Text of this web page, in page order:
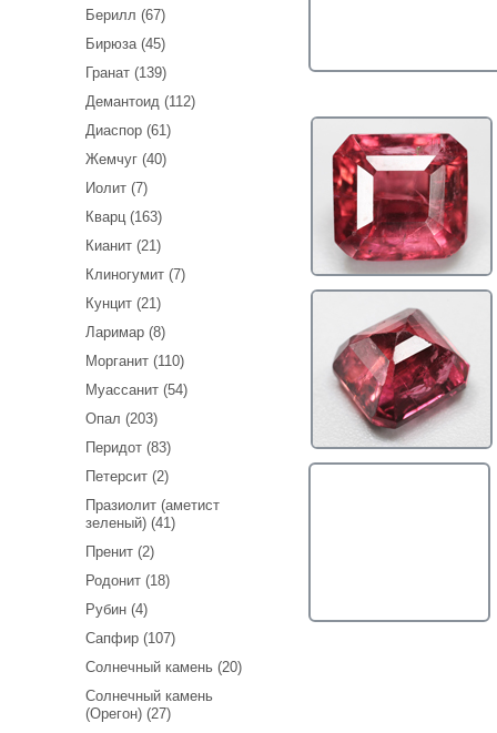
Берилл (67)
Бирюза (45)
Гранат (139)
Демантоид (112)
Диаспор (61)
Жемчуг (40)
Иолит (7)
Кварц (163)
Кианит (21)
Клиногумит (7)
Кунцит (21)
Ларимар (8)
Морганит (110)
Муассанит (54)
Опал (203)
Перидот (83)
Петерсит (2)
Празиолит (аметист
зеленый) (41)
Пренит (2)
Родонит (18)
Рубин (4)
Сапфир (107)
Солнечный камень (20)
Солнечный камень
(Орегон) (27)